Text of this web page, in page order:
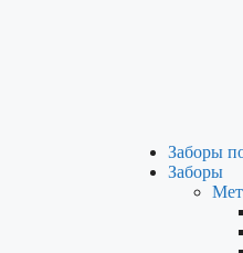
Заборы
Заборы